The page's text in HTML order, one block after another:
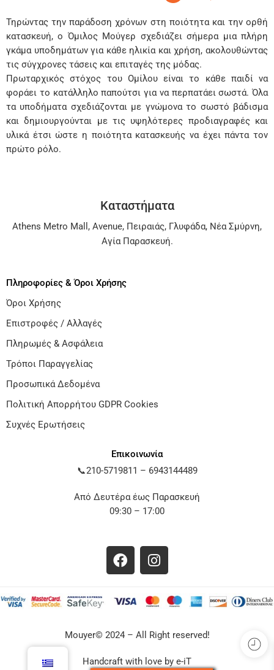
Τηρώντας την παράδοση χρόνων στη ποιότητα και την ορθή
κατασκευή, ο Όμιλος Μούγερ σχεδιάζει σήμερα μια πλήρη
γκάμα υποδημάτων για κάθε ηλικία και χρήση, ακολουθώντας
τις σύγχρονες τάσεις και επιταγές της μόδας.
Πρωταρχικός στόχος του Ομίλου είναι το κάθε παιδί να
φοράει το κατάλληλο παπούτσι για να περπατάει σωστά. Όλα
τα υποδήματα σχεδιάζονται με γνώμονα το σωστό βάδισμα
και δημιουργούνται με τις υψηλότερες προδιαγραφές και
υλικά έτσι ώστε η ποιότητα κατασκευής να έχει πάντα τον
πρώτο ρόλο.
Καταστήματα
Athens Metro Mall , Avenue, Πειραιάς, Γλυφάδα, Νέα Σμύρνη,
Αγία Παρασκευή.
Πληροφορίες & Όροι Χρήσης
Όροι Χρήσης
Επιστροφές / Αλλαγές
Πληρωμές & Ασφάλεια
Τρόποι Παραγγελίας
Προσωπικά Δεδομένα
Πολιτική Απορρήτου GDPR Cookies
Συχνές Ερωτήσεις
Επικοινωνία
📞210-5719811 – 6943144489
Από Δευτέρα έως Παρασκευή
09:30 – 17:00
Mouyer© 2024 – All Right reserved!
Handcraft with love by e-iT